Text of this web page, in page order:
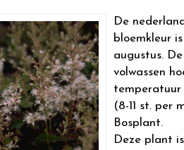
De
bloemkleur
augustus.
volwassen
temperatuur
(8-11 st. per
Bosplant.
Deze plant